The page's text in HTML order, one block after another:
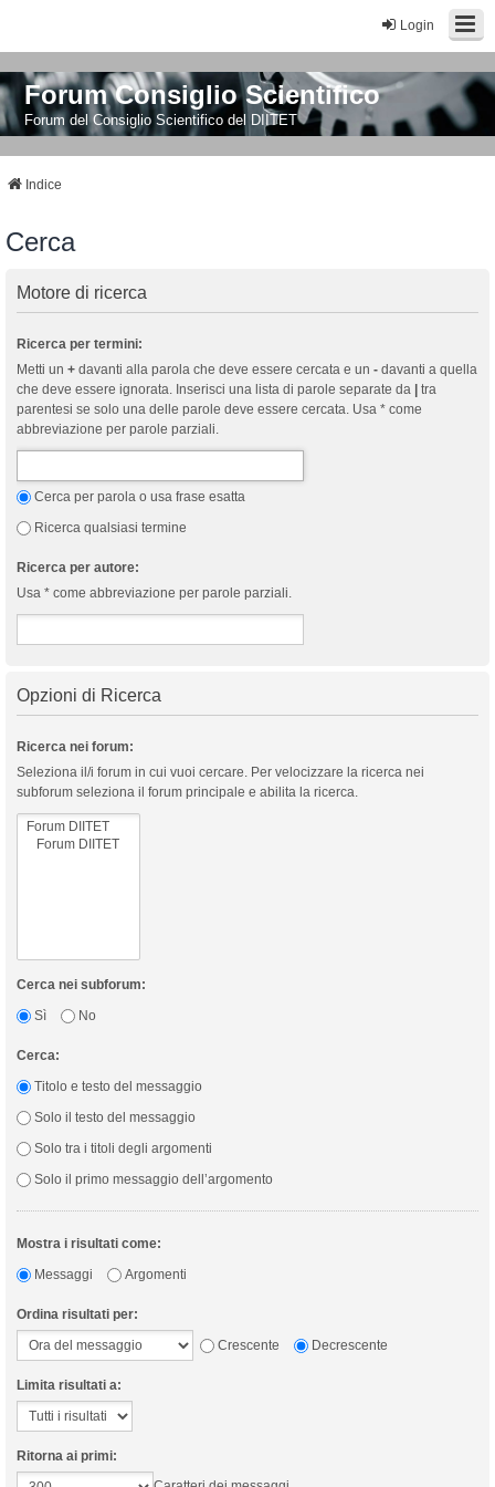
Login
Forum Consiglio Scientifico
Forum del Consiglio Scientifico del DIITET
Indice
Cerca
Motore di ricerca
Ricerca per termini:
Metti un + davanti alla parola che deve essere cercata e un - davanti a quella
che deve essere ignorata. Inserisci una lista di parole separate da
tra
parentesi se solo una delle parole deve essere cercata. Usa * come
abbreviazione per parole parziali.
Cerca per parola o usa frase esatta
Ricerca qualsiasi termine
Ricerca per autore:
Usa * come abbreviazione per parole parziali.
Opzioni di Ricerca
Ricerca nei forum:
Seleziona il/i forum in cui vuoi cercare. Per velocizzare la ricerca nei
subforum seleziona il forum principale e abilita la ricerca.
Cerca nei subforum:
Sì
No
Cerca:
Titolo e testo del messaggio
Solo il testo del messaggio
Solo tra i titoli degli argomenti
Solo il primo messaggio dell’argomento
Mostra i risultati come:
Messaggi
Argomenti
Ordina risultati per:
Crescente
Decrescente
Limita risultati a:
Ritorna ai primi: